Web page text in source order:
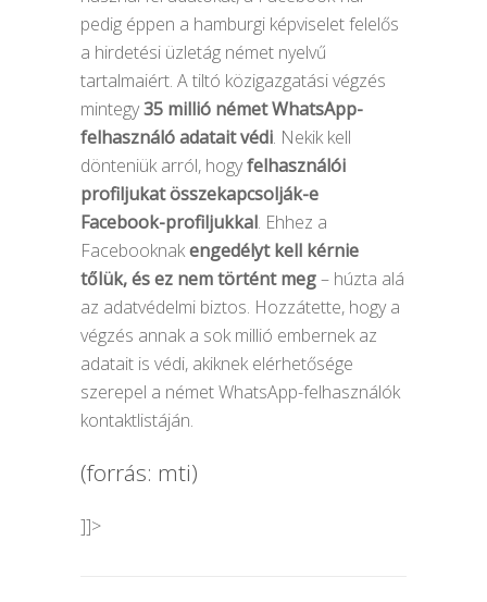
pedig éppen a hamburgi képviselet felelős
a hirdetési üzletág német nyelvű
tartalmaiért. A tiltó közigazgatási végzés
mintegy35 millió német WhatsApp-
felhasználó adatait védi. Nekik kell
dönteniük arról, hogyfelhasználói
profiljukat összekapcsolják-e
Facebook-profiljukkal. Ehhez a
Facebooknakengedélyt kell kérnie
tőlük, és ez nem történt meg– húzta alá
az adatvédelmi biztos. Hozzátette, hogy a
végzés annak a sok millió embernek az
adatait is védi, akiknek elérhetősége
szerepel a német WhatsApp-felhasználók
kontaktlistáján.
(forrás: mti)
]]>